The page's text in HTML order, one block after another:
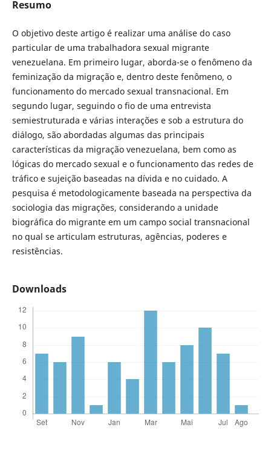
Resumo
O objetivo deste artigo é realizar uma análise do caso
particular de uma trabalhadora sexual migrante
venezuelana. Em primeiro lugar, aborda-se o fenômeno da
feminização da migração e, dentro deste fenômeno, o
funcionamento do mercado sexual transnacional. Em
segundo lugar, seguindo o fio de uma entrevista
semiestruturada e várias interações e sob a estrutura do
diálogo, são abordadas algumas das principais
características da migração venezuelana, bem como as
lógicas do mercado sexual e o funcionamento das redes de
tráfico e sujeição baseadas na dívida e no cuidado. A
pesquisa é metodologicamente baseada na perspectiva da
sociologia das migrações, considerando a unidade
biográfica do migrante em um campo social transnacional
no qual se articulam estruturas, agências, poderes e
resistências.
Downloads